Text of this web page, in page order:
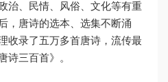
治、民情、风俗、文化等有重
，唐诗的选本、选集不断涌
收录了五万多首唐诗，流传最
诗三百首》。